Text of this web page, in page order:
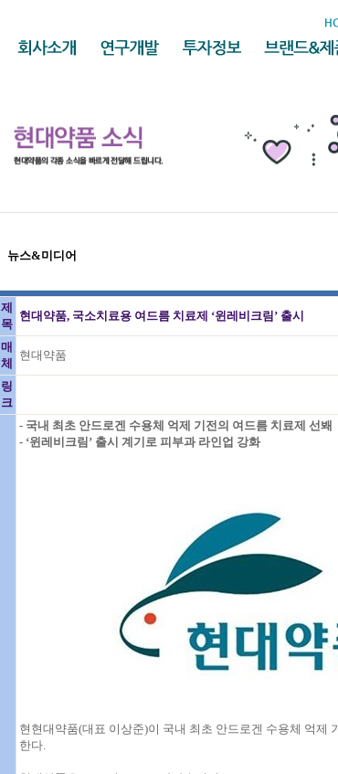
뉴스&미디어
제
목
현대약품, 국소치료용 여드름 치료제 ‘윈레비크림’ 출시
매
체
현대약품
링
크
- 국내 최초 안드로겐 수용체 억제 기전의 여드름 치료제 선봬
- ‘윈레비크림’ 출시 계기로 피부과 라인업 강화
현현대약품(대표 이상준)이 국내 최초 안드로겐 수용체 억제
한다.